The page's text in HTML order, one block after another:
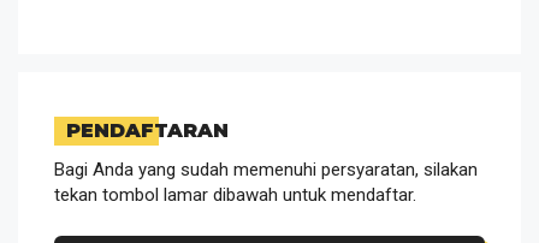
PENDAFTARAN
Bagi Anda yang sudah memenuhi persyaratan, silakan
tekan tombol lamar dibawah untuk mendaftar.